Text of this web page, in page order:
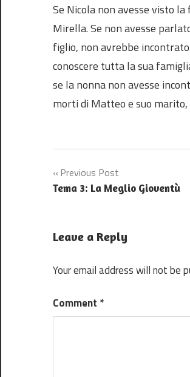
Se Nicola non avesse visto
Mirella. Se non avesse
figlio, non avrebbe
conoscere tutta la sua
se la nonna non avesse
morti di Matteo e suo marito,
Post
navigation
Previous Post
Tema 3: La Meglio Gioventù
Leave a Reply
Your email address will not be
Comment *